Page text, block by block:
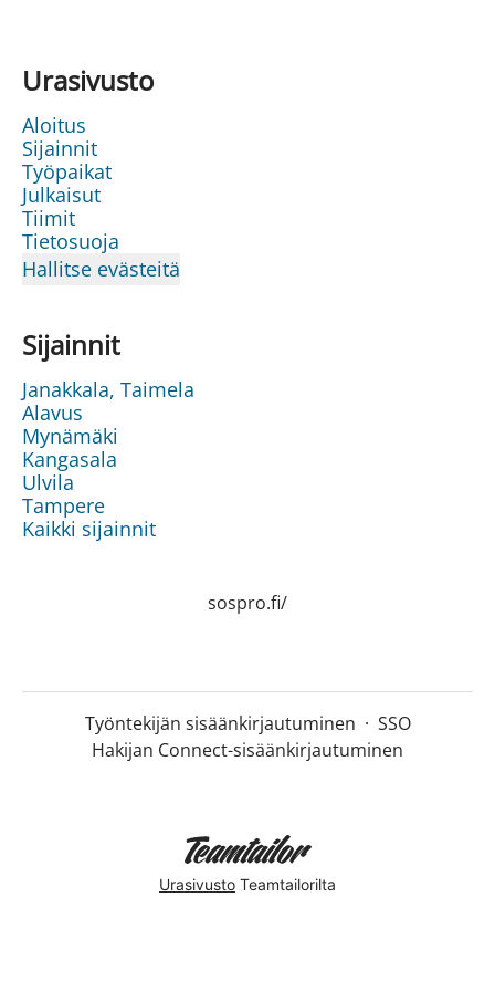
Urasivusto
Aloitus
Sijainnit
Työpaikat
Julkaisut
Tiimit
Tietosuoja
Hallitse evästeitä
Sijainnit
Janakkala, Taimela
Alavus
Mynämäki
Kangasala
Ulvila
Tampere
Kaikki sijainnit
sospro.fi/
Työntekijän sisäänkirjautuminen · SSO
Hakijan Connect-sisäänkirjautuminen
Urasivusto Teamtailorilta